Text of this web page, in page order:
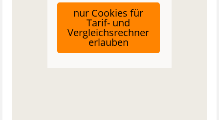
nur Cookies für
Tarif- und
Vergleichsrechner
erlauben